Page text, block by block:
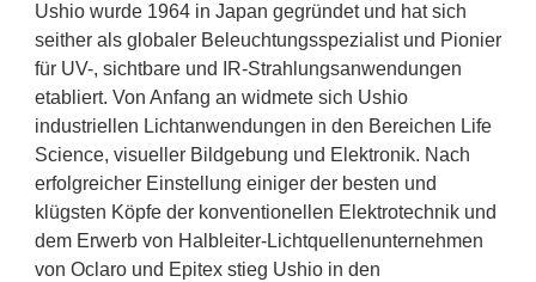
Ushio wurde 1964 in Japan gegründet und hat sich
seither als globaler Beleuchtungsspezialist und Pionier
für UV-, sichtbare und IR-Strahlungsanwendungen
etabliert. Von Anfang an widmete sich Ushio
industriellen Lichtanwendungen in den Bereichen Life
Science, visueller Bildgebung und Elektronik. Nach
erfolgreicher Einstellung einiger der besten und
klügsten Köpfe der konventionellen Elektrotechnik und
dem Erwerb von Halbleiter-Lichtquellenunternehmen
von Oclaro und Epitex stieg Ushio in den